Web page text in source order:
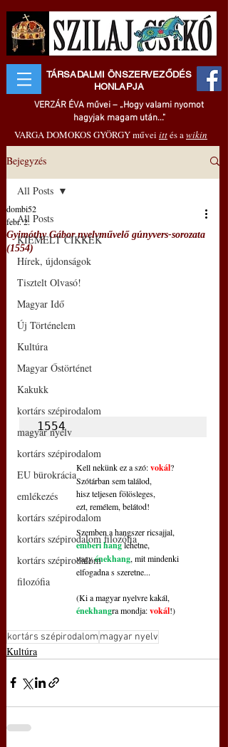
TÁRSADALMI ÖNSZERVEZŐDÉS
HONLAPJA
VERZÁR ÉVA művei – „Hogy valami nyomot
hagyjak magam után..."
VARGA DOMOKOS GYÖRGY művei ittés awikin
Bejegyzés
All Posts
KIEMELT CIKKEK
Hírek, újdonságok
Tisztelt Olvasó!
Magyar Idő
Új Történelem
Kultúra
Magyar Őstörténet
Kakukk
kortárs szépirodalom
magyar nyelv
kortárs szépirodalom
EU bürokrácia
emlékezés
kortárs szépirodalom
kortárs szépirodalom filozófia
kortárs szépirodalom
filozófia
All Posts
Gyimóthy Gábor nyelvművelő gúnyvers-sorozata
(1554)
dombi52
febr. 2.
1554
Kell nekünk ez a szó: vokál?
Szótárban sem találod,
hisz teljesen fölösleges,
ezt, remélem, belátod!
Szemben a hangszer ricsajjal,
emberi hang lehetne,
vagy énekhang, mit mindenki
elfogadna s szeretne...
(Ki a magyar nyelvre kakál,
énekhangra mondja: vokál!)
kortárs szépirodalom magyar nyelv
Kultúra